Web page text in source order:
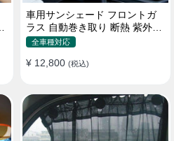
車用サンシェード フロントガ
ラス 自動巻き取り 断熱 紫外線
UVカット 取付収納便利
全車種対応
¥ 12,800 (税込)